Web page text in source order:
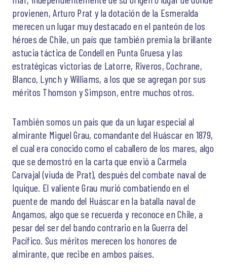
provienen, Arturo Prat y la dotación de la Esmeralda
merecen un lugar muy destacado en el panteón de los
héroes de Chile, un país que también premia la brillante
astucia táctica de Condell en Punta Gruesa y las
estratégicas victorias de Latorre, Riveros, Cochrane,
Blanco, Lynch y Williams, a los que se agregan por sus
méritos Thomson y Simpson, entre muchos otros.
También somos un país que da un lugar especial al
almirante Miguel Grau, comandante del Huáscar en 1879,
el cual era conocido como el caballero de los mares, algo
que se demostró en la carta que envió a Carmela
Carvajal (viuda de Prat), después del combate naval de
Iquique. El valiente Grau murió combatiendo en el
puente de mando del Huáscar en la batalla naval de
Angamos, algo que se recuerda y reconoce en Chile, a
pesar del ser del bando contrario en la Guerra del
Pacífico. Sus méritos merecen los honores de
almirante, que recibe en ambos países.